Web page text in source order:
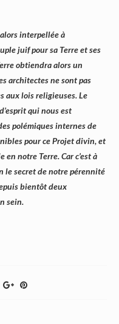
interpellée à
juif pour sa Terre et ses
obtiendra alors un
architectes ne sont pas
aux lois religieuses. Le
qui nous est
polémiques internes de
pour ce Projet divin, et
notre Terre. Car c’est à
le secret de notre pérennité
bientôt deux
sein.